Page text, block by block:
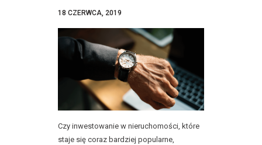
KONTAKT
18 CZERWCA, 2019
Czy inwestowanie w nieruchomości, które
staje się coraz bardziej popularne,